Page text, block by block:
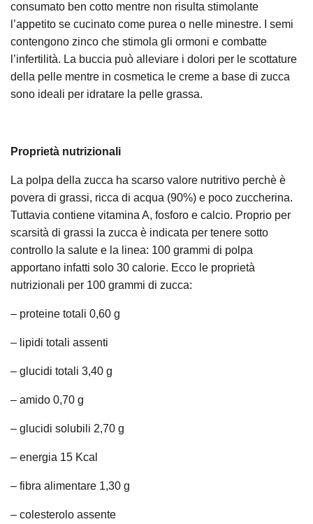
consumato ben cotto mentre non risulta stimolante
l’appetito se cucinato come purea o nelle minestre. I semi
contengono zinco che stimola gli ormoni e combatte
l’infertilità. La buccia può alleviare i dolori per le scottature
della pelle mentre in cosmetica le creme a base di zucca
sono ideali per idratare la pelle grassa.
Proprietà nutrizionali
La polpa della zucca ha scarso valore nutritivo perchè è
povera di grassi, ricca di acqua (90%) e poco zuccherina.
Tuttavia contiene vitamina A, fosforo e calcio. Proprio per
scarsità di grassi la zucca è indicata per tenere sotto
controllo la salute e la linea: 100 grammi di polpa
apportano infatti solo 30 calorie. Ecco le proprietà
nutrizionali per 100 grammi di zucca:
– proteine totali 0,60 g
– lipidi totali assenti
– glucidi totali 3,40 g
– amido 0,70 g
– glucidi solubili 2,70 g
– energia 15 Kcal
– fibra alimentare 1,30 g
– colesterolo assente